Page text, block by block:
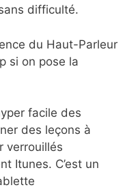
difficulté.
du Haut-Parleur
si on pose la
facile des
des leçons à
verrouillés
Itunes. C’est un